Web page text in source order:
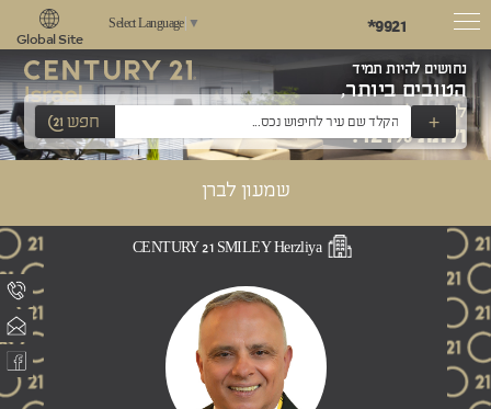
*9921
Select Language ▼
Global Site
נחושים להיות תמיד
הטובים ביותר,
לשאוף למצוינות
ולתת 121%!
+ חפש
שמעון לברן
CENTURY 21 SMILEY Herzliya